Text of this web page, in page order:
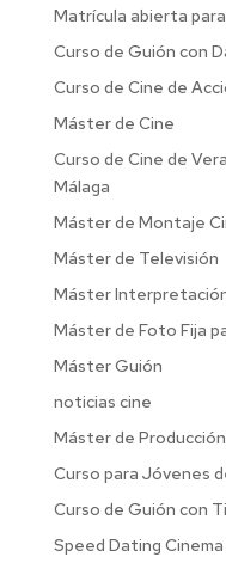
Matrícula abierta
Curso de Guión con
Curso de Cine de
Máster de Cine
Curso de Cine de
Málaga
Máster de Montaje
Máster de Televisión
Máster
Máster de Foto Fija
Máster Guión
noticias cine
Máster de
Curso para Jóvenes
Curso de Guión con
Speed Dating Cinema